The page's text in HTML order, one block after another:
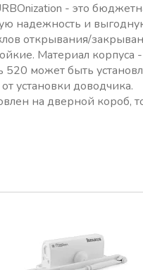
- это
надежность и
открывания/
Материал
520 может быть
установки доводчика.
на дверной короб,